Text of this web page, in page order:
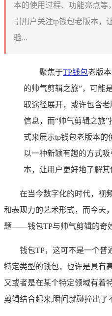
本的使用过程、功能亮点等
引用户关注tp钱包老版本，
验...
聚焦于TP钱包老版
的帅气剪辑之旅”，可能
取途径展开，或许包含
信息，而“帅气剪辑之旅
式来展示tp钱包老版本的
以一种新颖有趣的方式
本，让用户更好地了解其
在当今数字化的时代，视
和表现力的艺术形式，而今天
题——钱包TP与帅气剪辑的奇
钱包TP，这可不是一个普
特定类型的钱包，也许是具有
又或者是在某个特定领域有着
剪辑结合起来,瞬间就碰撞出了